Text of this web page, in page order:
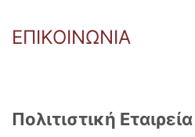
ΕΠΙΚΟΙΝΩΝΙΑ
Πολιτιστική